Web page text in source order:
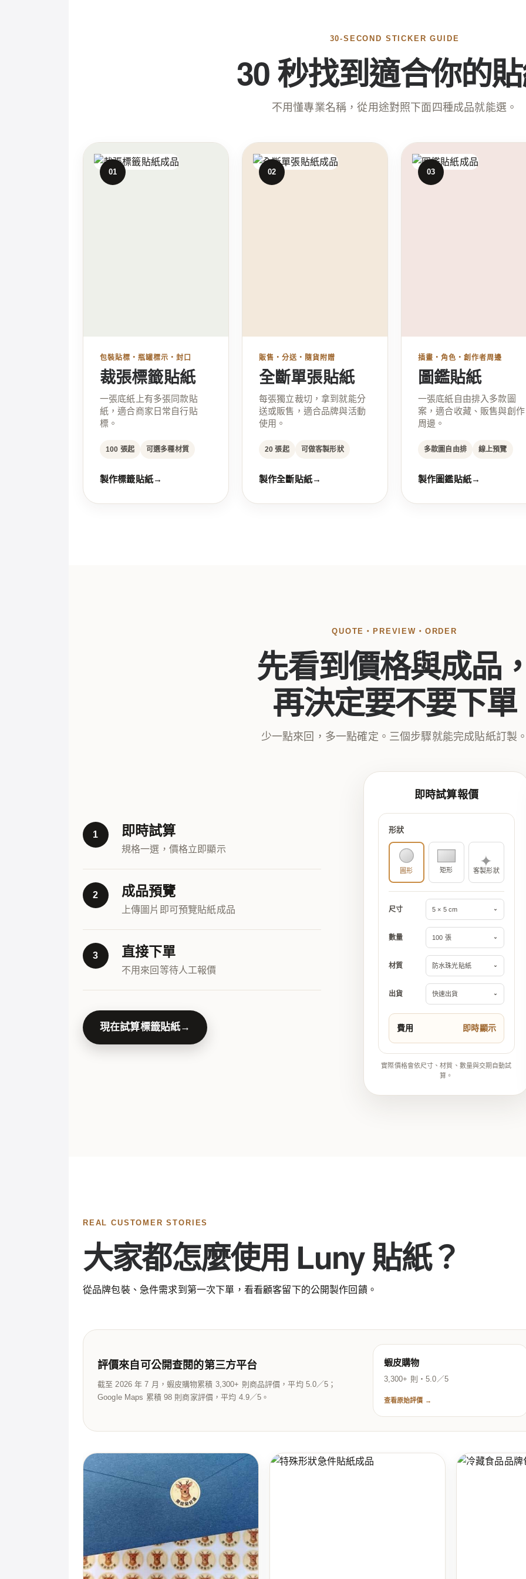
客製貼紙印刷
上傳圖片就能輕鬆印貼紙
不知道選哪種？30 秒幫我推薦
30-SECOND STICKER GUIDE
30 秒找到適合你的
不用懂專業名稱，從用途對照下面四種成品就能選。
01
包裝貼標・瓶罐標示・封口
裁張標籤貼紙
一張底紙上有多張同款貼
紙，適合商家日常自行貼
標。
100 張起 可選多種材質
製作標籤貼紙→
02
販售・分送・隨貨附贈
全斷單張貼紙
每張獨立裁切，拿到就能分
送或販售，適合品牌與活動
使用。
20 張起 可做客製形狀
製作全斷貼紙→
03
插畫・角色・創作者周邊
圖鑑貼紙
一張底紙自由排入多款圖
案，適合收藏、販售與創作
周邊。
多款圖自由排 線上預覽
製作圖鑑貼紙→
QUOTE・PREVIEW・ORDER
先看到價格與成品
再決定要不要下單
少一點來回，多一點確定。三個步驟就能完成貼紙訂製
1 即時試算
規格一選，價格立即顯示
2 成品預覽
上傳圖片即可預覽貼紙成品
3 直接下單
不用來回等待人工報價
現在試算標籤貼紙→
即時試算報價
形狀
圓形 矩形 ✦
客製形狀
尺寸 5 × 5 cm ⌄
數量 100 張 ⌄
材質 防水珠光貼紙 ⌄
出貨 快速出貨 ⌄
費用 即時顯示
實際價格會依尺寸、材質、數量與交期自動試
算。
REAL CUSTOMER STORIES
大家都怎麼使用 Luny 貼紙？
從品牌包裝、急件需求到第一次下單，看看顧客留下的公開製作回饋。
評價來自可公開查閱的第三方平台
截至 2026 年 7 月，蝦皮購物累積 3,300+ 則商品評價，平均 5.0／5；
Google Maps 累積 98 則商家評價，平均 4.9／5。
蝦皮購物
3,300+ 則・5.0／5
查看原始評價 →